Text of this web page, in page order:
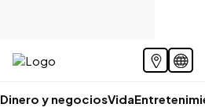
Dinero y negociosVida